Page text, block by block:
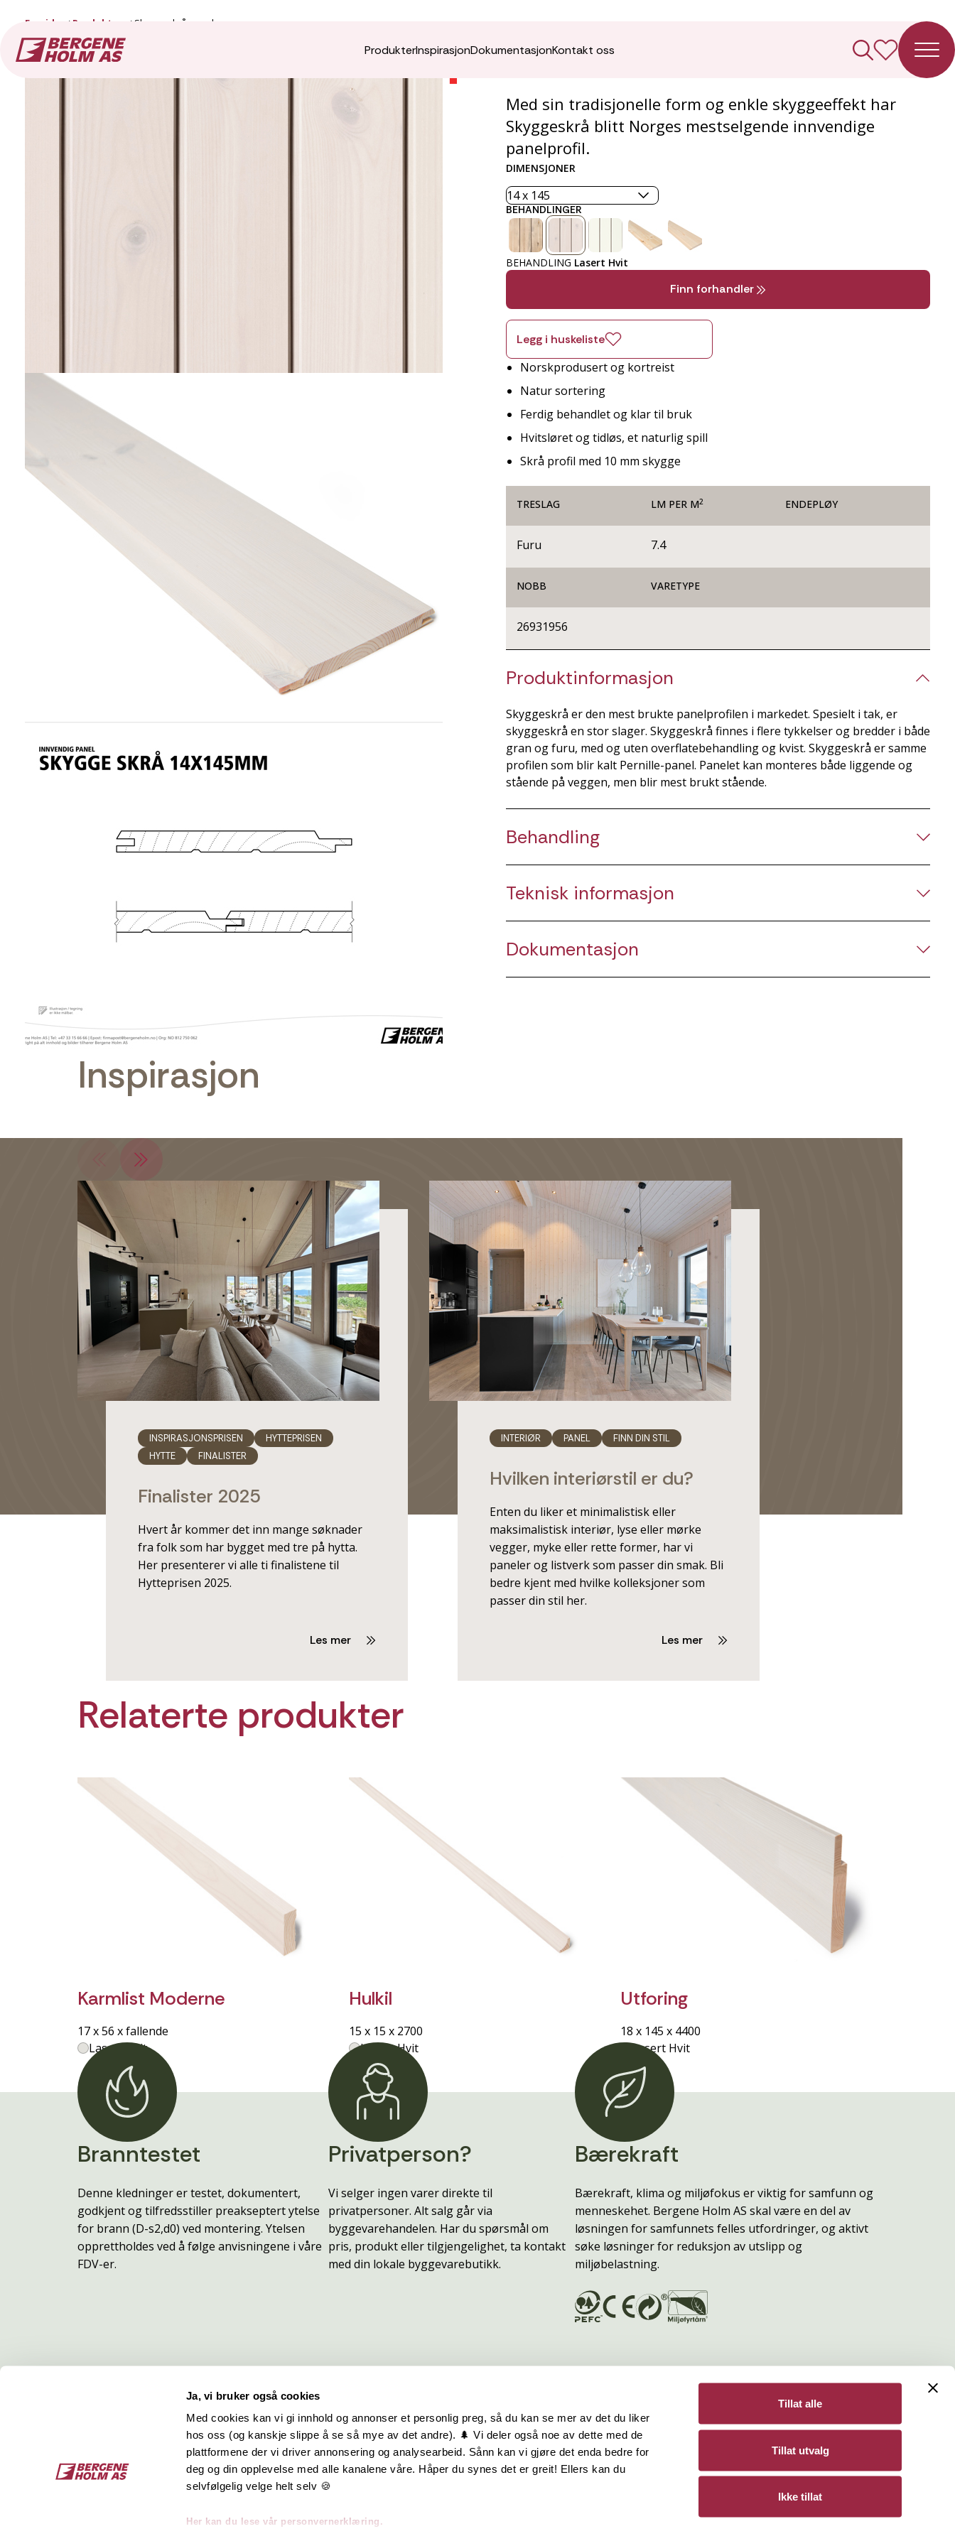
Ja, vi bruker også cookies
Med cookies kan vi gi innhold og annonser et personlig preg, så du kan se mer av det du liker
hos oss (og kanskje slippe å se så mye av det andre). 🌲 Vi deler også noe av dette med de
plattformene der vi driver annonsering og analysearbeid. Sånn kan vi gjøre det enda bedre for
deg og din opplevelse med alle kanalene våre. Håper du synes det er greit! Ellers kan du
selvfølgelig velge helt selv 🍪
Her kan du lese vår personvernerklæring.
Tillat alle
Tillat utvalg
Ikke tillat
ProdukterInspirasjonDokumentasjonKontakt oss
Forside Produkter Skygge skrå panel
Skygge skrå panel
Med sin tradisjonelle form og enkle skyggeeffekt har
Skyggeskrå blitt Norges mestselgende innvendige
panelprofil.
DIMENSJONER
BEHANDLINGER
BEHANDLING Lasert Hvit
Finn forhandler
Legg i huskeliste
Norskprodusert og kortreist
Natur sortering
Ferdig behandlet og klar til bruk
Hvitsløret og tidløs, et naturlig spill
Skrå profil med 10 mm skygge
TRESLAG LM PER M2 ENDEPLØY
Furu 7.4
NOBB VARETYPE
26931956
Produktinformasjon
Skyggeskrå er den mest brukte panelprofilen i markedet. Spesielt i tak, er
skyggeskrå en stor slager. Skyggeskrå finnes i flere tykkelser og bredder i både
gran og furu, med og uten overflatebehandling og kvist. Skyggeskrå er samme
profilen som blir kalt Pernille-panel. Panelet kan monteres både liggende og
stående på veggen, men blir mest brukt stående.
Behandling
Teknisk informasjon
Dokumentasjon
Inspirasjon
INSPIRASJONSPRISEN
HYTTEPRISEN
HYTTE
FINALISTER
Finalister 2025
Hvert år kommer det inn mange søknader
fra folk som har bygget med tre på hytta.
Her presenterer vi alle ti finalistene til
Hytteprisen 2025.
Les mer
INTERIØR PANEL FINN DIN STIL
Hvilken interiørstil er du?
Enten du liker et minimalistisk eller
maksimalistisk interiør, lyse eller mørke
vegger, myke eller rette former, har vi
paneler og listverk som passer din smak. Bli
bedre kjent med hvilke kolleksjoner som
passer din stil her.
Les mer
Relaterte produkter
Karmlist Moderne
17 x 56 x fallende
Lasert Hvit
Hulkil
15 x 15 x 2700
Lasert Hvit
Utforing
18 x 145 x 4400
Lasert Hvit
Branntestet
Denne kledninger er testet, dokumentert,
godkjent og tilfredsstiller preakseptert ytelse
for brann (D-s2,d0) ved montering. Ytelsen
opprettholdes ved å følge anvisningene i våre
FDV-er.
Privatperson?
Vi selger ingen varer direkte til
privatpersoner. Alt salg går via
byggevarehandelen. Har du spørsmål om
pris, produkt eller tilgjengelighet, ta kontakt
med din lokale byggevarebutikk.
Bærekraft
Bærekraft, klima og miljøfokus er viktig for samfunn og
menneskehet. Bergene Holm AS skal være en del av
løsningen for samfunnets felles utfordringer, og aktivt
søke løsninger for reduksjon av utslipp og
miljøbelastning.
Bergene Holm AS
ordre@bergeneholm.no
Om oss
Jobbe hos oss
Hurtiglenker Bergene Holm